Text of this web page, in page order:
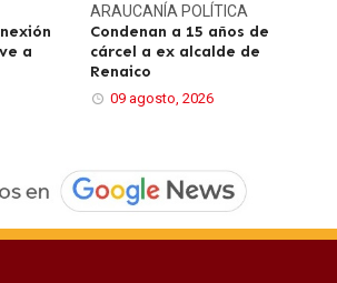
a
ARAUCANÍA POLÍTICA
Condenan a 15 años de
cárcel a ex alcalde de
Renaico
09 agosto, 2026